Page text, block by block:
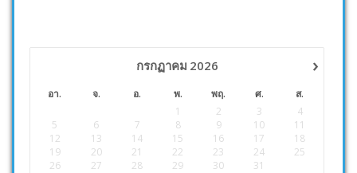
›
กรกฏาคม 2026
อา. จ. อ. พ. พฤ. ศ.
ส.
1
2 3
4
5
6 7 8 9 10
11
12
13 14 15 16 17
18
19
20 21 22 23 24
25
26
27 28 29 30 31